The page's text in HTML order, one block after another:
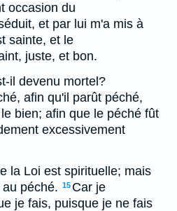
occasion du
et par lui m'a mis à
sainte, et le
juste, et bon.
il devenu mortel?
afin qu'il parût péché,
bien; afin que le péché fût
excessivement
la Loi est spirituelle; mais
péché. 15 Car je
je fais, puisque je ne fais